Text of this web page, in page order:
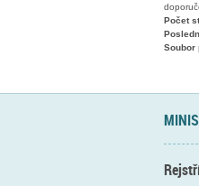
Počet
Soubor